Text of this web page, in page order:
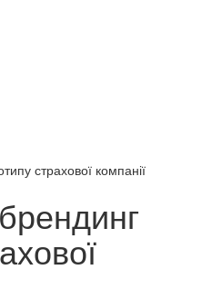
страхової компанії